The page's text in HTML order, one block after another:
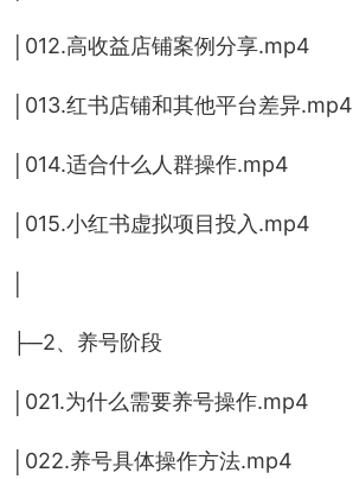
│012.高收益店铺案例分享.mp4
│013.红书店铺和其他平台差异.mp4
│014.适合什么人群操作.mp4
│015.小红书虚拟项目投入.mp4
├─2、养号阶段
│021.为什么需要养号操作.mp4
│022.养号具体操作方法.mp4